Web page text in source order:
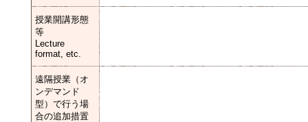
授業開講形態
等
Lecture
format, etc.
遠隔授業（オ
ンデマンド
型）で行う場
合の追加措置